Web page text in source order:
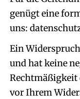
genügt eine
uns:
Ein
und hat keine
Rechtmäßigkeit
vor Ihrem